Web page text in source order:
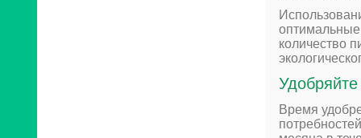
оптимальные
количество
Время